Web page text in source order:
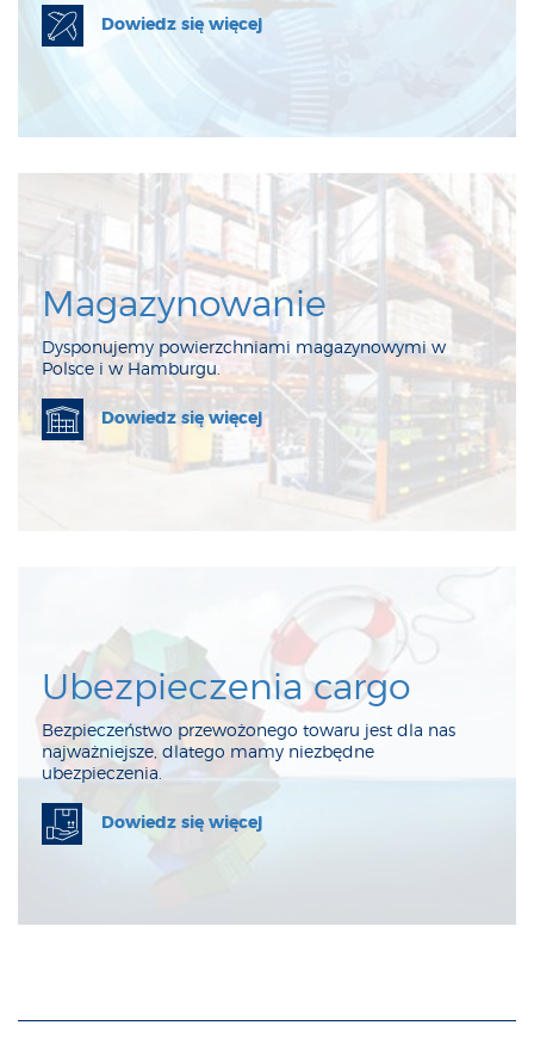
Dowiedz się więcej
Magazynowanie
Dysponujemy powierzchniami magazynowymi w
Polsce i w Hamburgu.
Dowiedz się więcej
Ubezpieczenia cargo
Bezpieczeństwo przewożonego towaru jest dla nas
najważniejsze, dlatego mamy niezbędne
ubezpieczenia.
Dowiedz się więcej